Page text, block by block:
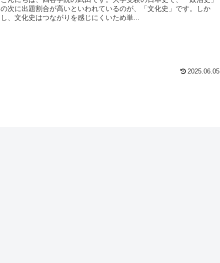
の次に出題割合が高いといわれているのが、「文化史」です。しか
し、文化史はつながりを感じにくいため単...
2025.06.05